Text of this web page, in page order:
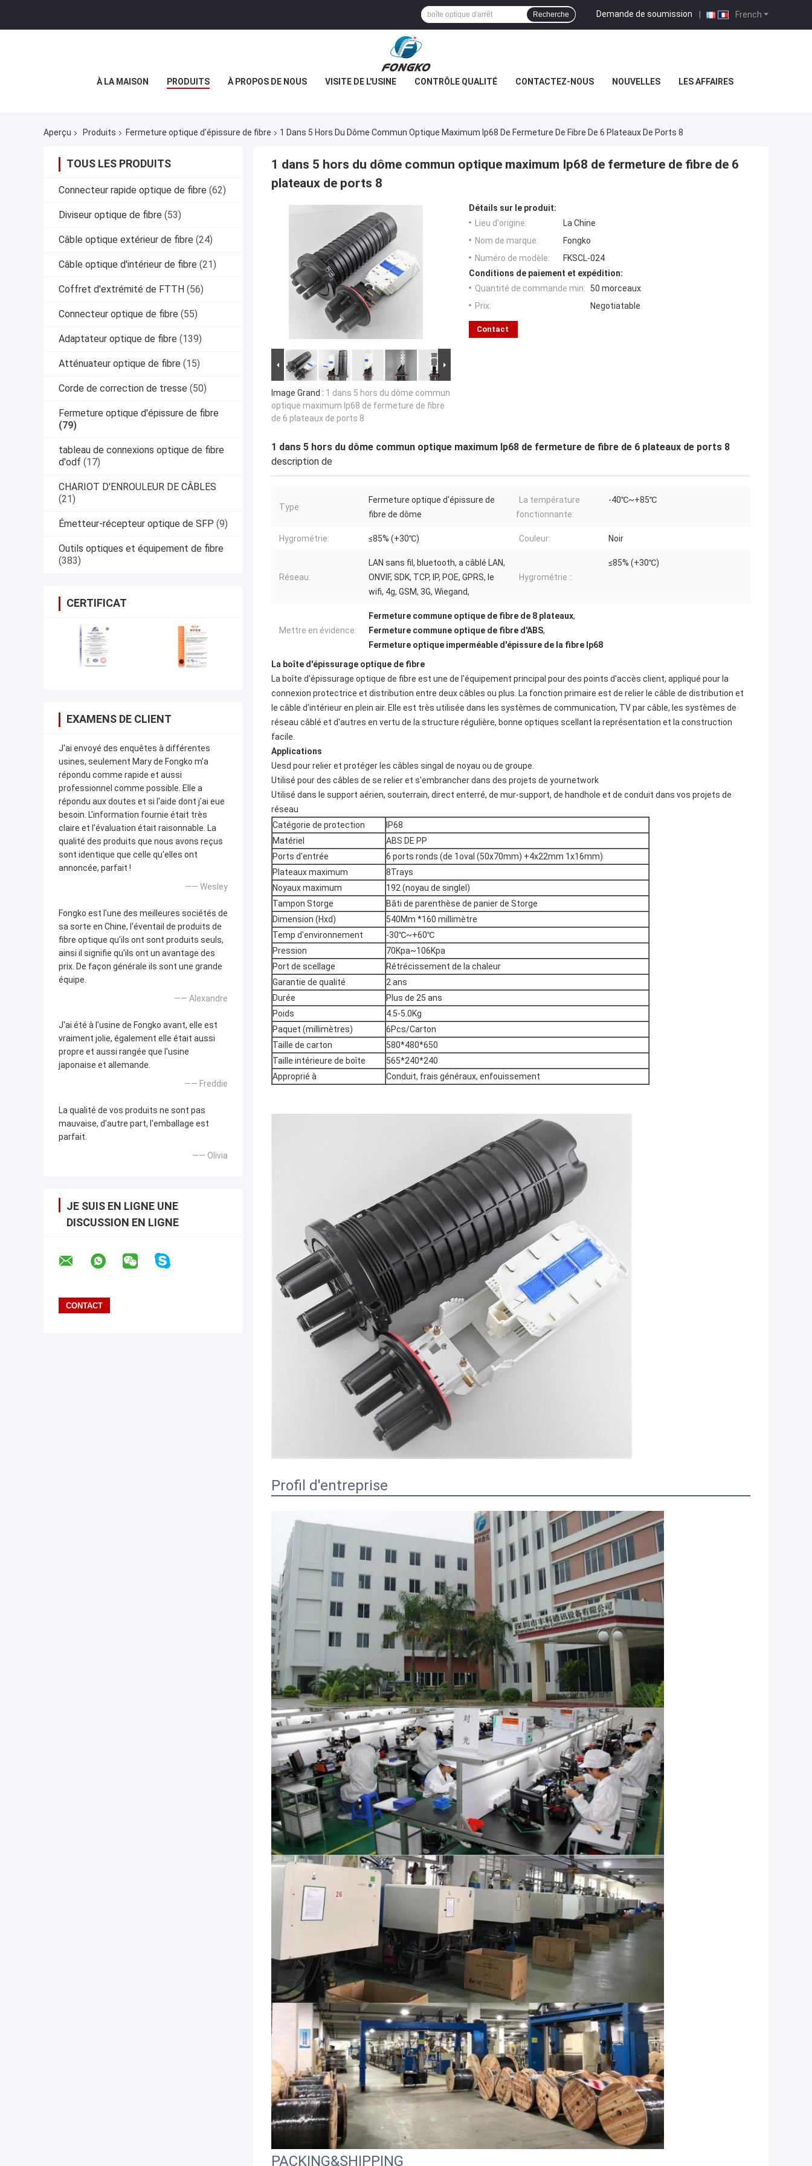
French
Demande de soumission |
Recherche
À LA MAISON PRODUITS À PROPOS DE NOUS VISITE DE L'USINE CONTRÔLE QUALITÉ CONTACTEZ-NOUS NOUVELLES LES AFFAIRES
Aperçu Produits Fermeture optique d'épissure de fibre 1 Dans 5 Hors Du Dôme Commun Optique Maximum Ip68 De Fermeture De Fibre De 6 Plateaux De Ports 8
TOUS LES PRODUITS
Connecteur rapide optique de fibre (62)
Diviseur optique de fibre (53)
Câble optique extérieur de fibre (24)
Câble optique d'intérieur de fibre (21)
Coffret d'extrémité de FTTH (56)
Connecteur optique de fibre (55)
Adaptateur optique de fibre (139)
Atténuateur optique de fibre (15)
Corde de correction de tresse (50)
Fermeture optique d'épissure de fibre
(79)
tableau de connexions optique de fibre
d'odf (17)
CHARIOT D'ENROULEUR DE CÂBLES
(21)
Émetteur-récepteur optique de SFP (9)
Outils optiques et équipement de fibre
(383)
CERTIFICAT
EXAMENS DE CLIENT
J'ai envoyé des enquêtes à différentes
usines, seulement Mary de Fongko m'a
répondu comme rapide et aussi
professionnel comme possible. Elle a
répondu aux doutes et si l'aide dont j'ai eue
besoin. L'information fournie était très
claire et l'évaluation était raisonnable. La
qualité des produits que nous avons reçus
sont identique que celle qu'elles ont
annoncée, parfait !
—— Wesley
Fongko est l'une des meilleures sociétés de
sa sorte en Chine, l'éventail de produits de
fibre optique qu'ils ont sont produits seuls,
ainsi il signifie qu'ils ont un avantage des
prix. De façon générale ils sont une grande
équipe.
—— Alexandre
J'ai été à l'usine de Fongko avant, elle est
vraiment jolie, également elle était aussi
propre et aussi rangée que l'usine
japonaise et allemande.
—— Freddie
La qualité de vos produits ne sont pas
mauvaise, d'autre part, l'emballage est
parfait.
—— Olivia
JE SUIS EN LIGNE UNE
DISCUSSION EN LIGNE
1 dans 5 hors du dôme commun optique maximum Ip68 de fermeture de fibre de 6
plateaux de ports 8
Image Grand : 1 dans 5 hors du dôme commun
optique maximum Ip68 de fermeture de fibre
de 6 plateaux de ports 8
Détails sur le produit:
Lieu d'origine:
La Chine
Nom de marque:
Fongko
Numéro de modèle:
FKSCL-024
Conditions de paiement et expédition:
Quantité de commande min:
50 morceaux
Prix:
Negotiatable
Contact
1 dans 5 hors du dôme commun optique maximum Ip68 de fermeture de fibre de 6 plateaux de ports 8
description de
Type:
Fermeture optique d'épissure de
fibre de dôme
La température
fonctionnante:
-40℃~+85℃
Hygrométrie: ≤85% (+30℃) Couleur: Noir
Réseau:
LAN sans fil, bluetooth, a câblé LAN,
ONVIF, SDK, TCP, IP, POE, GPRS, le
wifi, 4g, GSM, 3G, Wiegand,
Hygrométrie ::
≤85% (+30℃)
Mettre en évidence:
Fermeture commune optique de fibre de 8 plateaux,
Fermeture commune optique de fibre d'ABS,
Fermeture optique imperméable d'épissure de la fibre Ip68
La boîte d'épissurage optique de fibre
La boîte d'épissurage optique de fibre est une de l'équipement principal pour des points d'accès client, appliqué pour la
connexion protectrice et distribution entre deux câbles ou plus. La fonction primaire est de relier le câble de distribution et
le câble d'intérieur en plein air. Elle est très utilisée dans les systèmes de communication, TV par câble, les systèmes de
réseau câblé et d'autres en vertu de la structure régulière, bonne optiques scellant la représentation et la construction
facile.
Applications
Uesd pour relier et protéger les câbles singal de noyau ou de groupe.
Utilisé pour des câbles de se relier et s'embrancher dans des projets de yournetwork
Utilisé dans le support aérien, souterrain, direct enterré, de mur-support, de handhole et de conduit dans vos projets de
réseau
Catégorie de protection
IP68
Matériel
ABS DE PP
Ports d'entrée
6 ports ronds (de 1oval (50x70mm) +4x22mm 1x16mm)
Plateaux maximum
8Trays
Noyaux maximum
192 (noyau de singlel)
Tampon Storge
Bâti de parenthèse de panier de Storge
Dimension (Hxd)
540Mm *160 millimètre
Temp d'environnement
-30℃~+60℃
Pression
70Kpa~106Kpa
Port de scellage
Rétrécissement de la chaleur
Garantie de qualité
2 ans
Durée
Plus de 25 ans
Poids
4.5-5.0Kg
Paquet (millimètres)
6Pcs/Carton
Taille de carton
580*480*650
Taille intérieure de boîte
565*240*240
Approprié à
Conduit, frais généraux, enfouissement
Profil d'entreprise
PACKING&SHIPPING